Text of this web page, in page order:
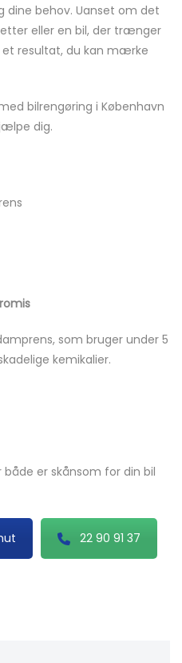
dine behov. Uanset om det
eller en bil, der trænger
et resultat, du kan mærke
bilrengøring i København
dig.
som bruger under 5
kemikalier.
er skånsom for din bil
22 90 91 37